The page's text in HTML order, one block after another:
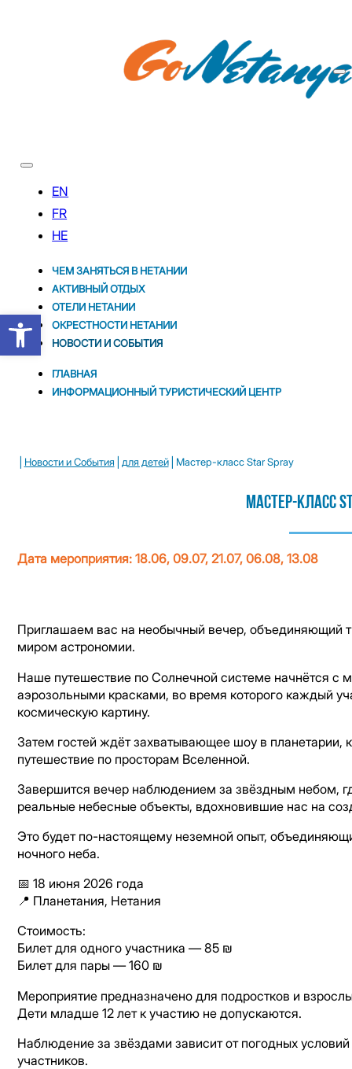
Открыть панель инструментов
ЧЕМ ЗАНЯТЬСЯ В НЕТАНИИ
АКТИВНЫЙ ОТДЫХ
ОТЕЛИ НЕТАНИИ
ОКРЕСТНОСТИ НЕТАНИИ
НОВОСТИ И CОБЫТИЯ
ГЛАВНАЯ
ИНФОРМАЦИОННЫЙ ТУРИСТИЧЕСКИЙ ЦЕНТР
| Новости и Cобытия | для детей| Мастер-класс Star Spray
Мастер-Класс
Дата мероприятия: 18.06, 09.07, 21.07, 06.08, 13.08
Приглашаем вас на необычный вечер, объединяющий
миром астрономии.
Наше путешествие по Солнечной системе начнётся с
аэрозольными красками, во время которого каждый
космическую картину.
Затем гостей ждёт захватывающее шоу в планетарии,
путешествие по просторам Вселенной.
Завершится вечер наблюдением за звёздным небом,
реальные небесные объекты, вдохновившие нас на
Это будет по-настоящему неземной опыт,
ночного неба.
📅 18 июня 2026 года
📍 Планетания, Нетания
Стоимость:
Билет для одного участника — 85 ₪
Билет для пары — 160 ₪
Мероприятие предназначено для подростков и
Дети младше 12 лет к участию не допускаются.
Наблюдение за звёздами зависит от погодных
участников.